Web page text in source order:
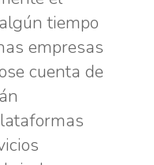
tiempo
empresas
cuenta de